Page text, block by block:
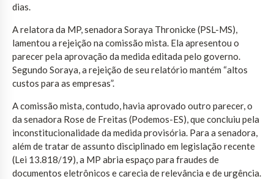
dias.
A relatora da MP, senadora Soraya Thronicke (PSL-MS),
lamentou a rejeição na comissão mista. Ela apresentou o
parecer pela aprovação da medida editada pelo governo.
Segundo Soraya, a rejeição de seu relatório mantém “altos
custos para as empresas”.
A comissão mista, contudo, havia aprovado outro parecer, o
da senadora Rose de Freitas (Podemos-ES), que concluiu pela
inconstitucionalidade da medida provisória. Para a senadora,
além de tratar de assunto disciplinado em legislação recente
(Lei 13.818/19), a MP abria espaço para fraudes de
documentos eletrônicos e carecia de relevância e de urgência.